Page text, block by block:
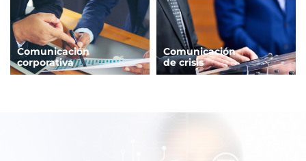
Comunicación
corporativa
Comunicación
de crisis